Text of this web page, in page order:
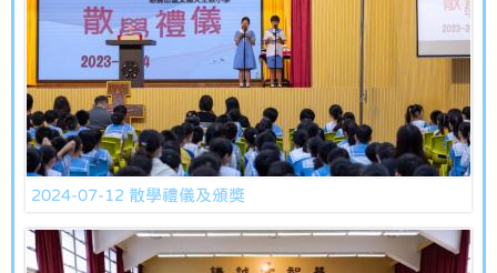
2024-07-12 散學禮儀及頒奬